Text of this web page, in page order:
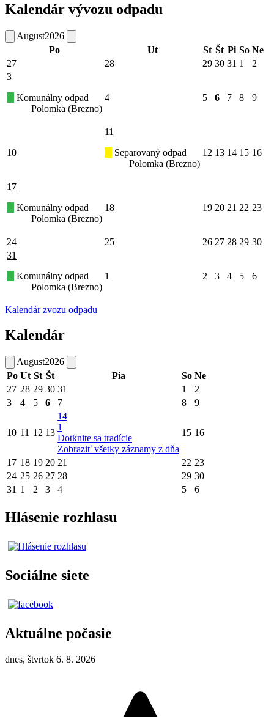
Kalendár vývozu odpadu
August2026
Po
Ut St Št Pi So Ne
27
28 29 30 31 1
2
3
Komunálny odpad
Polomka (Brezno)
4 5 6 7 8 9
10
11
Separovaný odpad
Polomka (Brezno)
12 13 14 15 16
17
Komunálny odpad
Polomka (Brezno)
18 19 20 21 22 23
24 25 26 27 28 29 30
31
Komunálny odpad
Polomka (Brezno)
1 2 3 4 5 6
Kalendár zvozu odpadu
Kalendár
August2026
Po Ut St Št Pia So Ne
27 28 29 30 31 1
2
3
4 5 6 7 8 9
10 11 12 13
14
1
Dotknite sa tradície
Zobraziť všetky záznamy z dňa
15 16
17 18 19 20 21 22 23
24 25 26 27 28 29 30
31 1 2 3 4 5 6
Hlásenie rozhlasu
Sociálne siete
Aktuálne počasie
dnes, štvrtok 6. 8. 2026